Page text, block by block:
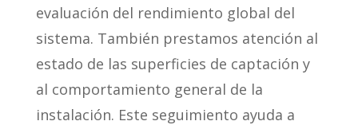
evaluación del rendimiento global del
sistema. También prestamos atención al
estado de las superficies de captación y
al comportamiento general de la
instalación. Este seguimiento ayuda a